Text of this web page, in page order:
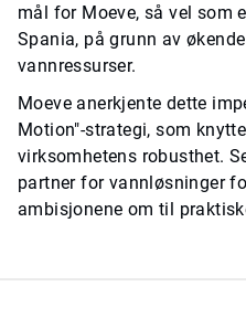
mål for Moeve, så vel som
Spania, på grunn av
vannressurser.
Moeve anerkjente dette
Motion"-strategi, som
virksomhetens robusthet.
partner for vannløsninger
ambisjonene om til